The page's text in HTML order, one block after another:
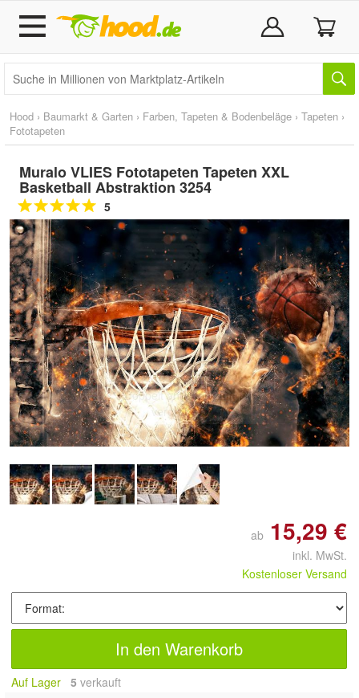
Hood › Baumarkt & Garten › Farben, Tapeten & Bodenbeläge › Tapeten ›
Fototapeten
Muralo VLIES Fototapeten Tapeten XXL
Basketball Abstraktion 3254
5
Doppelt antippen zum
vergrößern
ab 15,29 €
inkl. MwSt.
Kostenloser Versand
In den Warenkorb
Auf Lager 5 verkauft